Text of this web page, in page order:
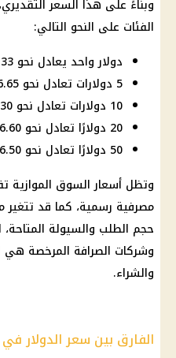
وبناءً على هذا السعر
الفئات على النحو التالي:
دولار واحد يعادل نحو 51.33 جنيه.
5 دولارات تعادل نحو 256.65 جنيه.
10 دولارات تعادل نحو 513.30 جنيه.
20 دولارًا تعادل نحو 1026.60 جنيه.
50 دولارًا تعادل نحو 2566.50 جنيه.
وتظل أسعار السوق الموازية
مصرفية رسمية، كما قد
حجم الطلب والسيولة
وشركات الصرافة المرخصة هي
والشراء.
الفارق بين سعر الدولار